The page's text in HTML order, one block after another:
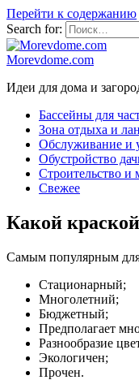
Перейти к содержанию
Search for:
Morevdome.com
Идеи для дома и
Бассейны для
Зона отдыха и
Обслуживание и
Обустройство
Строительство и
Свежее
Какой
Самым популярным для
Стационарный;
Многолетний;
Бюджетный;
Предполагает
Разнообразие
Экологичен;
Прочен.